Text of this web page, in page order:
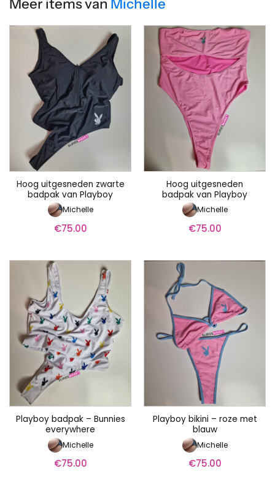
Meer items van Michelle
Hoog uitgesneden zwarte
badpak van Playboy
Michelle
€75.00
Hoog uitgesneden
badpak van Playboy
Michelle
€75.00
Playboy badpak – Bunnies
everywhere
Michelle
€75.00
Playboy bikini – roze met
blauw
Michelle
€75.00